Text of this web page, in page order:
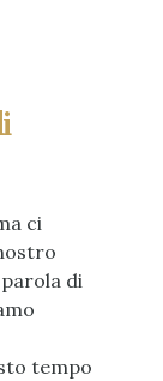
ci
di
tempo